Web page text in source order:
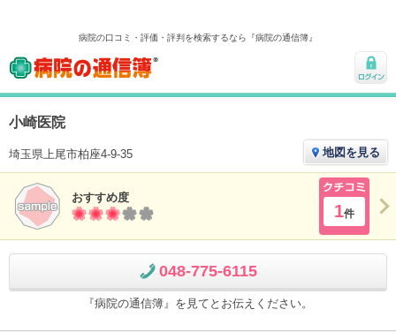
病院の口コミ・評価・評判を検索するなら『病院の通信簿』
病院の通信簿
ログ
小崎医院
埼玉県上尾市柏座4-9-35 地図を見る
おすすめ度
クチコ
ミ
1件
048-775-6115
『病院の通信簿』を見てとお伝えください。